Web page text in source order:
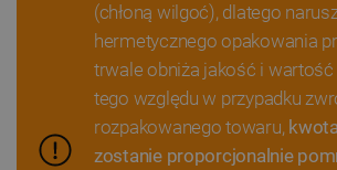
(chłoną wilgoć), dlatego
hermetycznego opakowania
trwale obniża jakość i wartość
tego względu w przypadku
rozpakowanego towaru,
zostanie proporcjonalnie